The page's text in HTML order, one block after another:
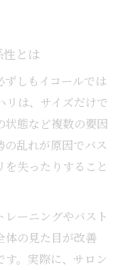
とは
しもイコールでは
リは、サイズだけで
状態など複数の要因
乱れが原因でバス
を失ったりすること
ーニングやバスト
体の見た目が改善
す。実際に、サロン